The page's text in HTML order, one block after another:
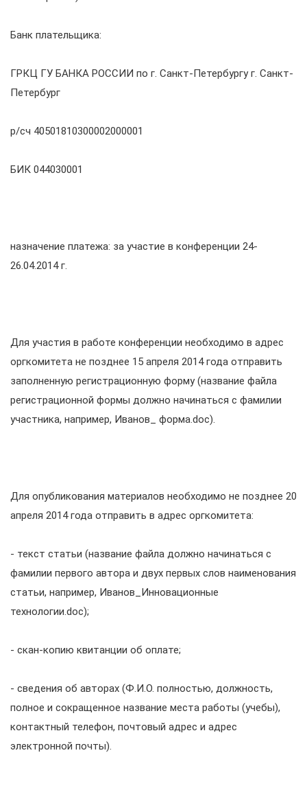
Банк плательщика:
ГРКЦ ГУ БАНКА РОССИИ по г. Санкт-Петербургу г. Санкт-
Петербург
р/сч 40501810300002000001
БИК 044030001
назначение платежа: за участие в конференции 24-
26.04.2014 г.
Для участия в работе конференции необходимо в адрес
оргкомитета не позднее 15 апреля 2014 года отправить
заполненную регистрационную форму (название файла
регистрационной формы должно начинаться с фамилии
участника, например, Иванов_ форма.doc).
Для опубликования материалов необходимо не позднее 20
апреля 2014 года отправить в адрес оргкомитета:
- текст статьи (название файла должно начинаться с
фамилии первого автора и двух первых слов наименования
статьи, например, Иванов_Инновационные
технологии.doc);
- скан-копию квитанции об оплате;
- сведения об авторах (Ф.И.О. полностью, должность,
полное и сокращенное название места работы (учебы),
контактный телефон, почтовый адрес и адрес
электронной почты).